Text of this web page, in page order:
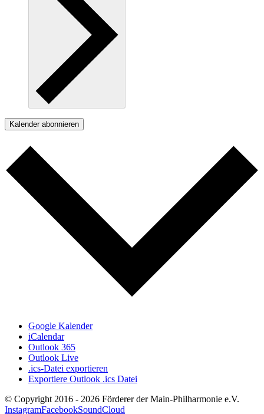
Kalender abonnieren
Google Kalender
iCalendar
Outlook 365
Outlook Live
.ics-Datei exportieren
Exportiere Outlook .ics Datei
© Copyright 2016 - 2026 Förderer der Main-Philharmonie e.V.
InstagramFacebookSoundCloud